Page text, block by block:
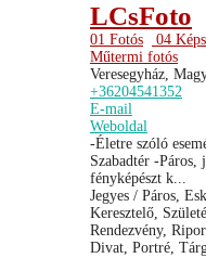
LCsFoto
01 Fotós 04
Műtermi fotós
Veresegyház,
+36204541352
E-mail
Weboldal
-Életre szóló
Szabadtér -Páros,
fényképészt k...
Jegyes / Páros,
Keresztelő,
Rendezvény,
Divat, Portré,